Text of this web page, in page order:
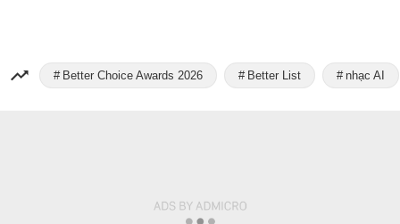
Better Choice Awards 2026 Better List nhạc AI